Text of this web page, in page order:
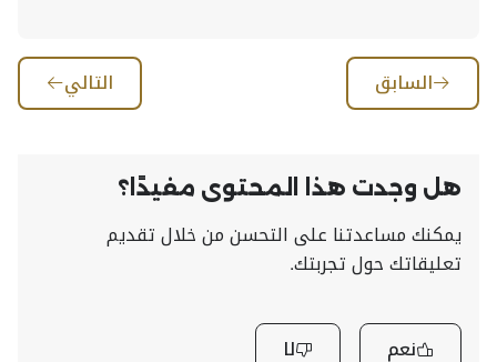
السابق التالي
هل وجدت هذا المحتوى مفيدًا؟
يمكنك مساعدتنا على التحسن من خلال تقديم
تعليقاتك حول تجربتك.
نعم لا